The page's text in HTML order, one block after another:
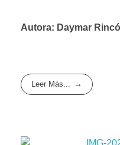
Autora: Daymar
Leer Más...